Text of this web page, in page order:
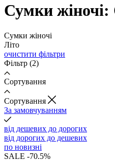
Сумки жіночі:
Сумки жіночі
Літо
очистити фільтри
Фільтр (2)
Сортування
Cортування
За замовчуванням
від дешевих до дорогих
від дорогих до дешевих
по новизні
SALE -70.5%